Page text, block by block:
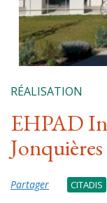
RÉALISATION
EHPAD
Jonquières
Partager CITADIS